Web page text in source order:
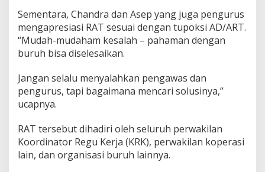
Sementara, Chandra dan Asep yang juga pengurus
mengapresiasi RAT sesuai dengan tupoksi AD/ART.
“Mudah-mudaham kesalah – pahaman dengan
buruh bisa diselesaikan.
Jangan selalu menyalahkan pengawas dan
pengurus, tapi bagaimana mencari solusinya,”
ucapnya.
RAT tersebut dihadiri oleh seluruh perwakilan
Koordinator Regu Kerja (KRK), perwakilan koperasi
lain, dan organisasi buruh lainnya.